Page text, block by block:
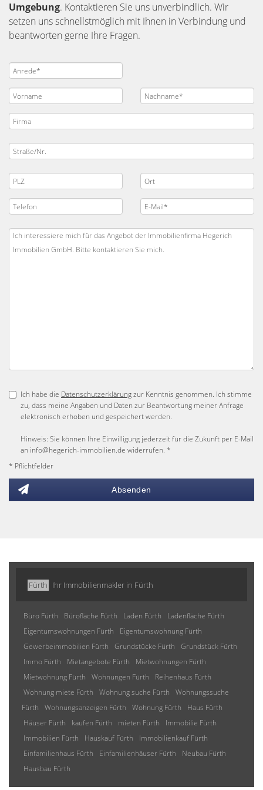
Umgebung. Kontaktieren Sie uns unverbindlich. Wir
setzen uns schnellstmöglich mit Ihnen in Verbindung und
beantworten gerne Ihre Fragen.
Ich habe die Datenschutzerklärungzur Kenntnis genommen. Ich stimme
zu, dass meine Angaben und Daten zur Beantwortung meiner Anfrage
elektronisch erhoben und gespeichert werden.
Hinweis: Sie können Ihre Einwilligung jederzeit für die Zukunft per E-Mail
an info@hegerich-immobilien.de widerrufen. *
* Pflichtfelder
Absenden
Fürth Ihr Immobilienmakler in Fürth
Büro Fürth Bürofläche Fürth Laden Fürth
Ladenfläche Fürth
Eigentumswohnungen Fürth
Eigentumswohnung Fürth
Gewerbeimmobilien Fürth
Grundstücke Fürth
Grundstück Fürth
Immo Fürth
Mietangebote Fürth
Mietwohnungen Fürth
Mietwohnung Fürth
Wohnungen Fürth
Reihenhaus Fürth
Wohnung miete Fürth
Wohnung suche Fürth
Wohnungssuche
Fürth
Wohnungsanzeigen Fürth Wohnung Fürth
Haus Fürth
Häuser Fürth
kaufen Fürth mieten Fürth
Immobilie Fürth
Immobilien Fürth
Hauskauf Fürth
Immobilienkauf Fürth
Einfamilienhaus Fürth
Einfamilienhäuser Fürth
Neubau Fürth
Hausbau Fürth